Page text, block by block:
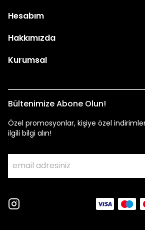
Hesabım
Hakkımızda
Kurumsal
Bültenimize Abone Olun!
Özel promosyonlar, kişiye özel
ilgili bilgi alın!